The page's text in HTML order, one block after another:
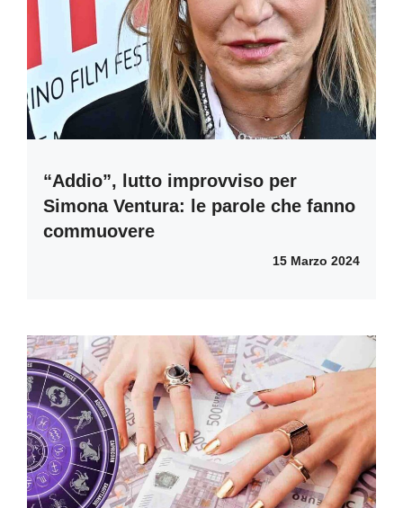
“Addio”, lutto improvviso per
Simona Ventura: le parole che fanno
commuovere
15 Marzo 2024